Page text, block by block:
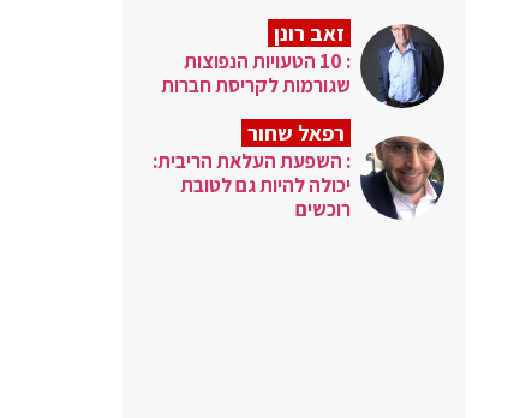
זאב רונן
: 10 הטעויות הנפוצות
שגורמות לקריסת חברות
רפאל שחור
: השפעת העלאת הריבית:
יכולה להיות גם לטובת
רוכשים